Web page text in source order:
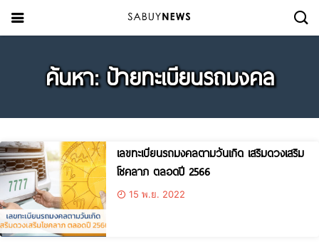
ค้นหา: ป้ายทะเบียนรถมงคล
เลขทะเบียนรถมงคลตามวันเกิด เสริมดวงเสริม
โชคลาภ ตลอดปี 2566
15 พ.ย. 2022